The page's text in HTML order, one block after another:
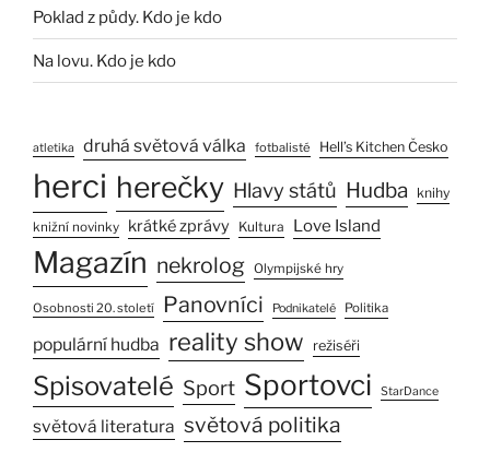
Poklad z půdy. Kdo je kdo
Na lovu. Kdo je kdo
atletika druhá světová válka fotbalisté Hell’s Kitchen Česko
herci herečky Hlavy států Hudba knihy
knižní novinky krátké zprávy Kultura Love Island
Magazín nekrolog Olympijské hry
Osobnosti 20. století Panovníci Podnikatelé Politika
populární hudba reality show režiséři
Spisovatelé Sport Sportovci StarDance
světová literatura světová politika